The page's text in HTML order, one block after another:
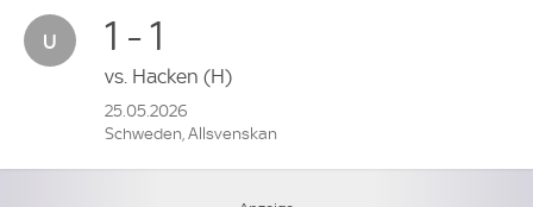
1 - 1
vs. Hacken (H)
25.05.2026
Schweden, Allsvenskan